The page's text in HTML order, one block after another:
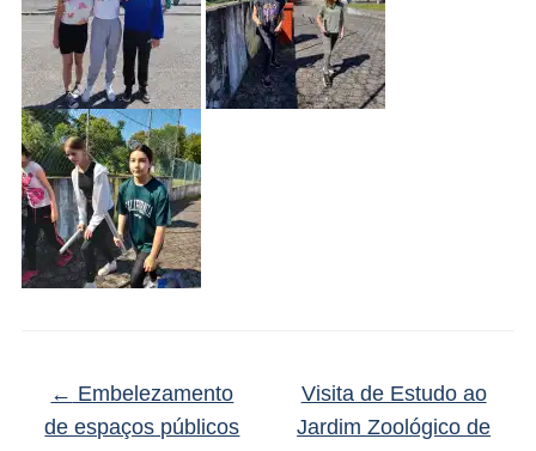
← Embelezamento
de espaços públicos
Visita de Estudo ao
Jardim Zoológico de